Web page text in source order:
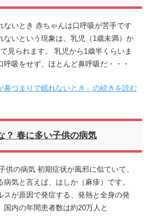
ないとき 赤ちゃんは口呼吸が苦手です
ないという現象は、乳児（1歳未満）か
見られます。 乳児から1歳半くらいま
呼吸をせず、ほとんど鼻呼吸だ・・・
鼻づまりで眠れないとき」の続きを読む
？ 春に多い子供の病気
供の病気 初期症状が風邪に似ていて、
気と言えば、はしか（麻疹）です。
スが原因で発症する、発熱と全身の発
国内の年間患者数は約20万人と